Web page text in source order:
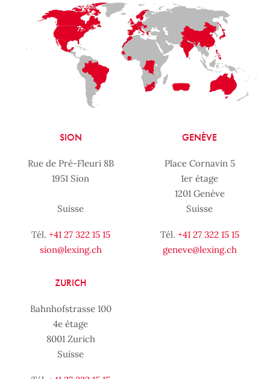
SION
Rue de Pré-Fleuri 8B
1951 Sion
Suisse
Tél. +41 27 322 15 15
sion@lexing.ch
GENÈVE
Place Cornavin 5
1er étage
1201 Genève
Suisse
Tél. +41 27 322 15 15
geneve@lexing.ch
ZURICH
Bahnhofstrasse 100
4e étage
8001 Zurich
Suisse